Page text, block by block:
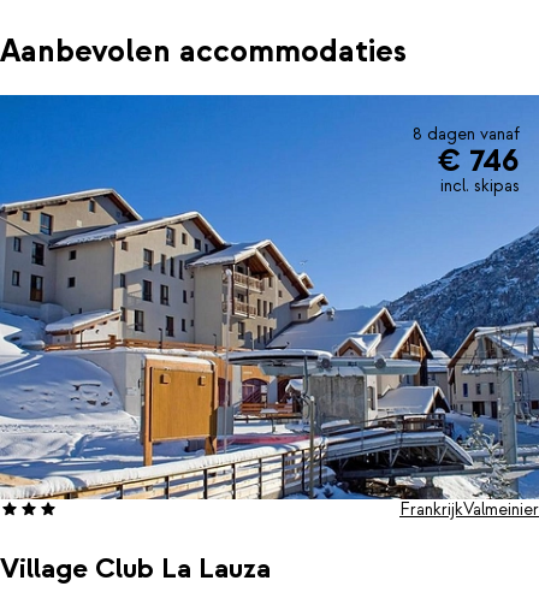
Aanbevolen accommodaties
8 dagen vanaf
€ 746
incl. skipas
Village Club La Lauza
FrankrijkValmeinier